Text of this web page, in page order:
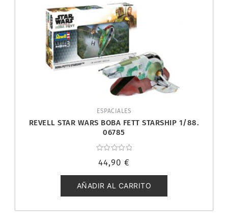
ESPACIALES
REVELL STAR WARS BOBA FETT STARSHIP 1/88.
06785
con
de
5
44,90 €
AÑADIR AL CARRITO